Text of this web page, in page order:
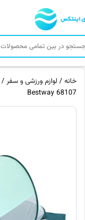
خانه/ لوازم ورزشی و سفر/
68107 Bestway